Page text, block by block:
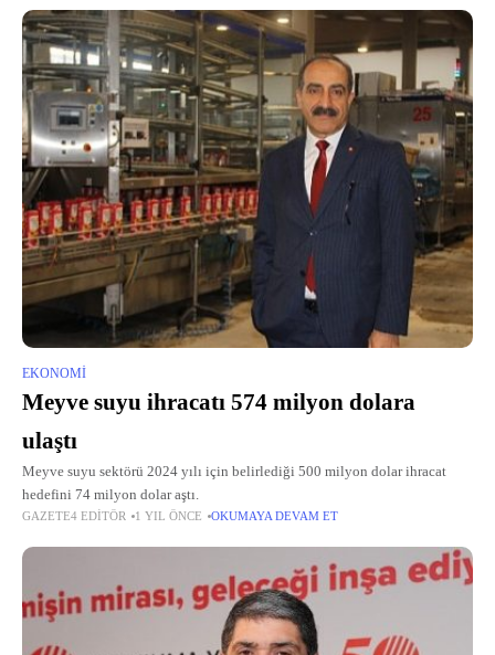
EKONOMI
Meyve suyu ihracatı 574 milyon dolara
ulaştı
Meyve suyu sektörü 2024 yılı için belirlediği 500 milyon dolar ihracat
hedefini 74 milyon dolar aştı.
GAZETE4 EDITÖR 1 YIL ÖNCE OKUMAYA DEVAM ET